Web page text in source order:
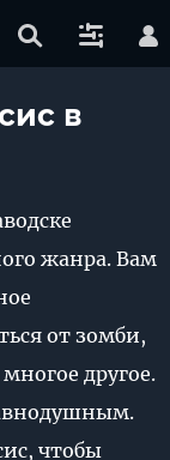
в
жанра. Вам
от зомби,
другое.
чтобы